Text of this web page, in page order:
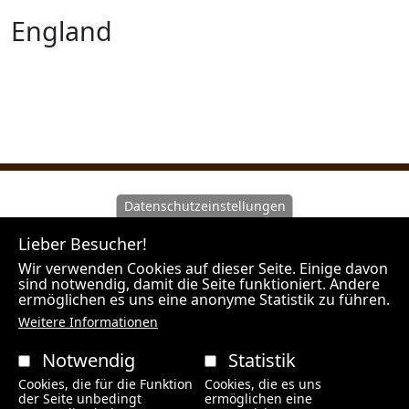
England
Wir machen Sie darauf aufmerksam, dass Hunt Experts
als Vermittler agiert und nicht Veranstalter der
angebotenen Reisen ist. Unsere Outfitter sind
Veranstalter der Jagdreisen und es gelten die Rechte
des jeweiligen Landes in welchem der Outfitter seinen
Firmensitz hat.
HUNT EXPERTS / BÜRO WIEN / Spechtgasse 4 / 2384
Breitenfurt bei Wien
Datenschutzeinstellungen
Lieber Besucher!
Wir verwenden Cookies auf dieser Seite. Einige davon
sind notwendig, damit die Seite funktioniert. Andere
ermöglichen es uns eine anonyme Statistik zu führen.
Weitere Informationen
Notwendig
Cookies, die für die Funktion
der Seite unbedingt
Statistik
Cookies, die es uns
ermöglichen eine